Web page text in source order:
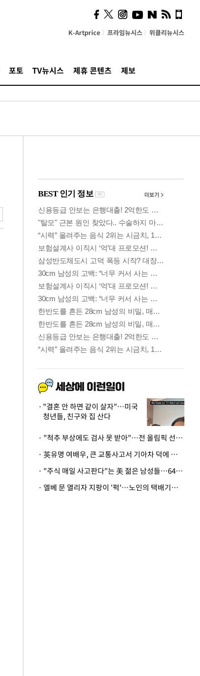
K-Artprice 프라임뉴시스 위클리뉴시스
포토 TV뉴시스 제휴 콘텐츠 제보
사이 해답 찾았죠"…알을
깨고 나온 '초자아'
"결혼 안 하면 같이 살자"…미국
청년들, 친구와 집 산다
· "척추 부상에도 검사 못 받아"…전 올림픽 선수, 美봅슬레이협회 상대 소송
· 英유명 여배우, 큰 교통사고서 기아차 덕에 살았다
· "주식 매일 사고판다"는 美 젊은 남성들…64%가 "나는 인생의 패배자“
· 엘베 문 열리자 지팡이 '퍽'…노인의 택배기사 폭행 이유